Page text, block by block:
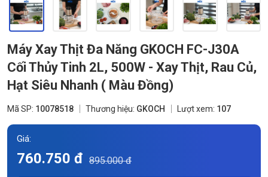
Máy Xay Thịt Đa Năng GKOCH FC-J30A
Cối Thủy Tinh 2L, 500W - Xay Thịt, Rau Củ,
Hạt Siêu Nhanh ( Màu Đồng)
Mã SP: 10078518 Thương hiệu: GKOCH Lượt xem: 107
Giá:
760.750 đ 895.000 đ